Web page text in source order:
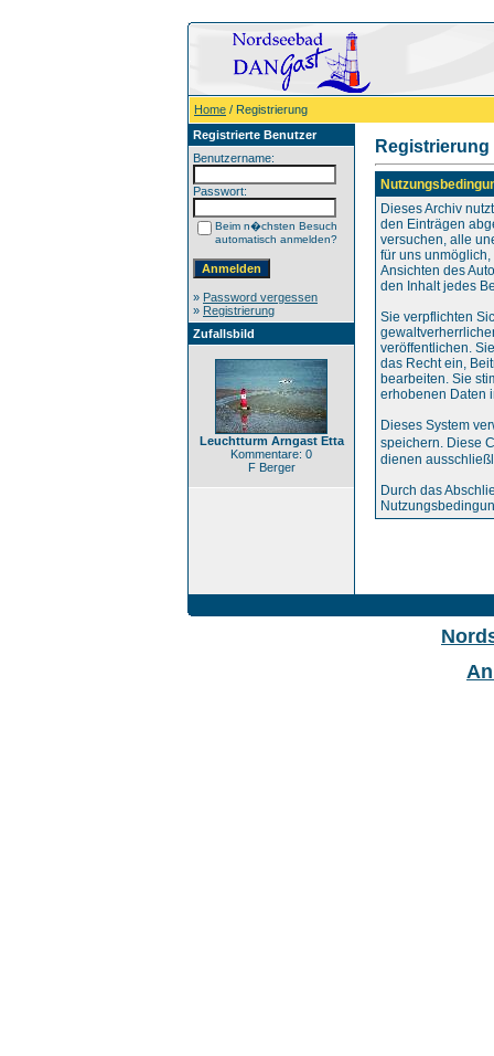
Home / Registrierung
Registrierte Benutzer
Benutzername:
Passwort:
Beim n�chsten Besuch
automatisch anmelden?
» Password vergessen
» Registrierung
Zufallsbild
Leuchtturm Arngast Etta
Kommentare: 0
F Berger
Registrierung
Dieses Archiv
den Einträgen
versuchen, alle
für uns
Ansichten des
den Inhalt jedes
Sie verpflichten
veröffentlichen.
das Recht ein,
bearbeiten. Sie
erhobenen Daten
Dieses System
speichern. Diese
dienen
Durch das